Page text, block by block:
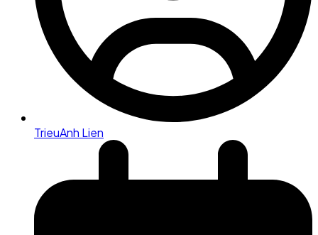
TrieuAnh Lien